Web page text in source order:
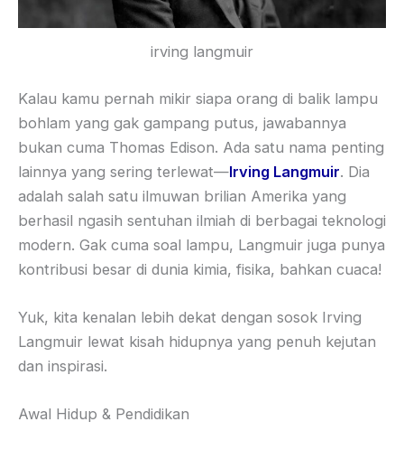
irving langmuir
Kalau kamu pernah mikir siapa orang di balik lampu
bohlam yang gak gampang putus, jawabannya
bukan cuma Thomas Edison. Ada satu nama penting
lainnya yang sering terlewat—Irving Langmuir. Dia
adalah salah satu ilmuwan brilian Amerika yang
berhasil ngasih sentuhan ilmiah di berbagai teknologi
modern. Gak cuma soal lampu, Langmuir juga punya
kontribusi besar di dunia kimia, fisika, bahkan cuaca!
Yuk, kita kenalan lebih dekat dengan sosok Irving
Langmuir lewat kisah hidupnya yang penuh kejutan
dan inspirasi.
Awal Hidup & Pendidikan